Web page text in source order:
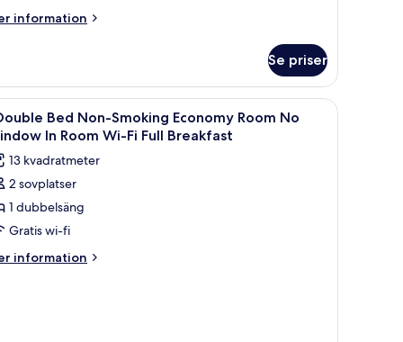
information
Se priser
Värdeförvaringsskåp på rummet, skrivbord
3
Bed Non-Smoking Economy Room No
In Room Wi-Fi Full Breakfast
13 kvadratmeter
2 sovplatser
1 dubbelsäng
Gratis wi-fi
information